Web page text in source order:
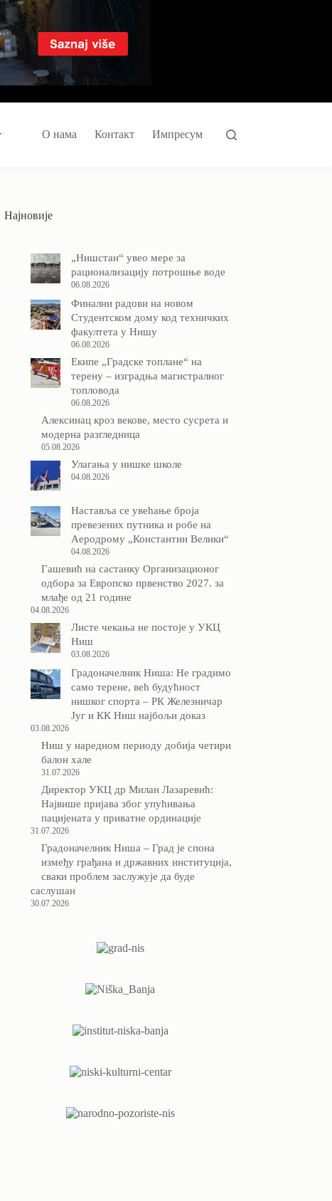
О нама Контакт Импресум
Најновије
„Нишстан“ увео мере за
рационализацију потрошње воде
06.08.2026
Финални радови на новом
Студентском дому код техничких
факултета у Нишу
06.08.2026
Екипе „Градске топлане“ на
терену – изградња магистралног
топловода
06.08.2026
Алексинац кроз векове, место сусрета и
модерна разгледница
05.08.2026
Улагања у нишке школе
04.08.2026
Наставља се увећање броја
превезених путника и робе на
Аеродрому „Константин Велики“
04.08.2026
Гашевић на састанку Организационог
одбора за Европско првенство 2027. за
млађе од 21 године
04.08.2026
Листе чекања не постоје у УКЦ
Ниш
03.08.2026
Градоначелник Ниша: Не градимо
само терене, већ будућност
нишког спорта – РК Железничар
Југ и КК Ниш најбољи доказ
03.08.2026
Ниш у наредном периоду добија четири
балон хале
31.07.2026
Директор УКЦ др Милан Лазаревић:
Највише пријава због упућивања
пацијената у приватне ординације
31.07.2026
Градоначелник Ниша – Град је спона
између грађана и државних институција,
сваки проблем заслужује да буде
саслушан
30.07.2026